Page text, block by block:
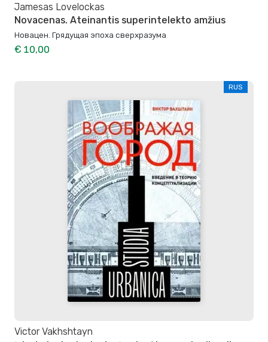
Jamesas Lovelockas
Novacenas. Ateinantis superintelekto amžius
Новацен. Грядущая эпоха сверхразума
€ 10,00
RUS
Victor Vakhshtayn